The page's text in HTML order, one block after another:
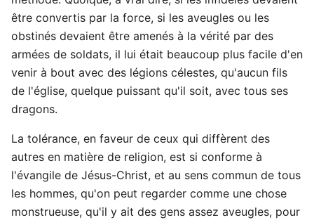
être convertis par la force, si les aveugles ou les
obstinés devaient être amenés à la vérité par des
armées de soldats, il lui était beaucoup plus facile d'en
venir à bout avec des légions célestes, qu'aucun fils
de l'église, quelque puissant qu'il soit, avec tous ses
dragons.
La tolérance, en faveur de ceux qui diffèrent des
autres en matière de religion, est si conforme à
l'évangile de Jésus-Christ, et au sens commun de tous
les hommes, qu'on peut regarder comme une chose
monstrueuse, qu'il y ait des gens assez aveugles, pour